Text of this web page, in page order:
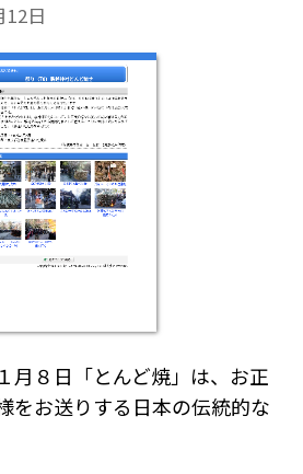
12日
月８日「とんど焼」は、お正
をお送りする日本の伝統的な